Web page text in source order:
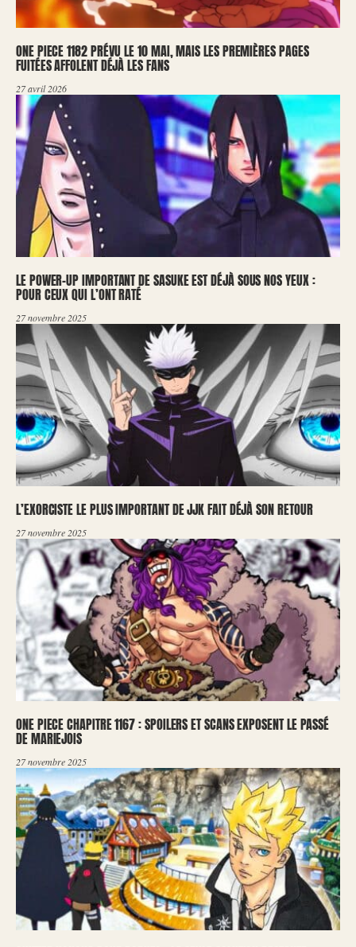
ONE PIECE 1182 PRÉVU LE 10 MAI, MAIS LES PREMIÈRES PAGES
FUITÉES AFFOLENT DÉJÀ LES FANS
27 avril 2026
LE POWER-UP IMPORTANT DE SASUKE EST DÉJÀ SOUS NOS YEUX :
POUR CEUX QUI L’ONT RATÉ
27 novembre 2025
L’EXORCISTE LE PLUS IMPORTANT DE JJK FAIT DÉJÀ SON RETOUR
27 novembre 2025
ONE PIECE CHAPITRE 1167 : SPOILERS ET SCANS EXPOSENT LE PASSÉ
DE MARIEJOIS
27 novembre 2025